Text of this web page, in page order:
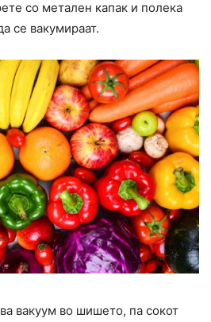
со метален капак и полека
се вакумираат.
вакуум во шишето, па сокот